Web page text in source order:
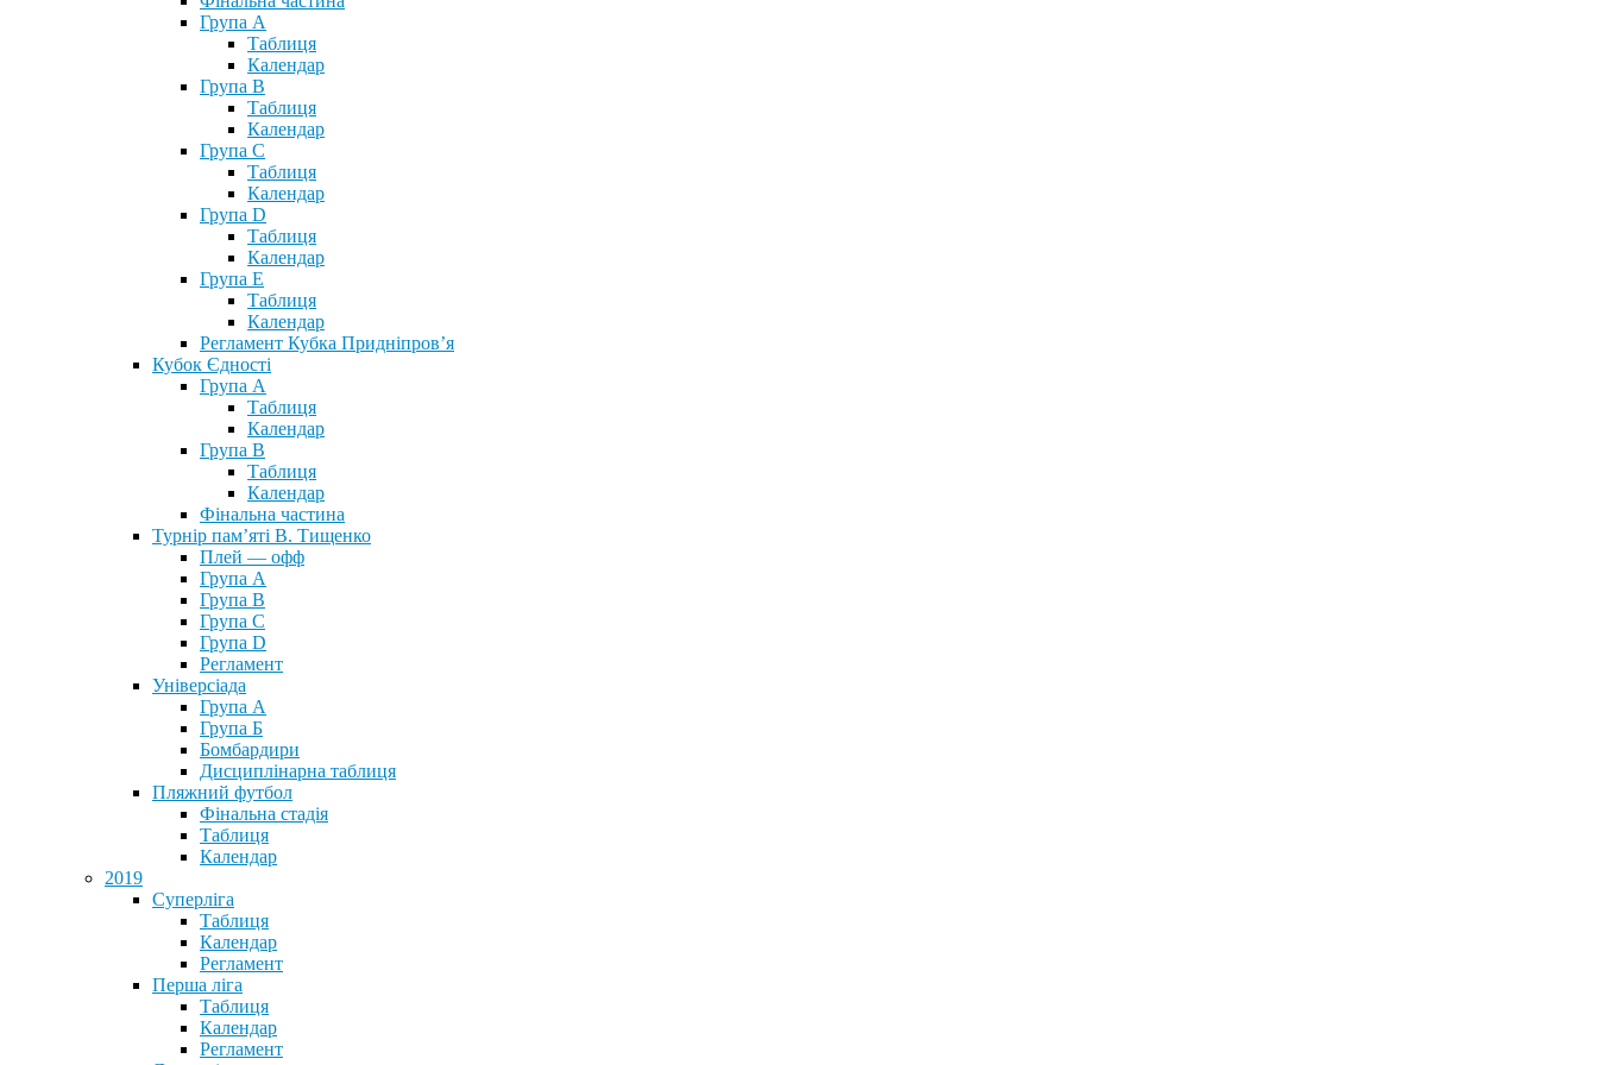
Група А
Таблиця
Календар
Група В
Таблиця
Календар
Група С
Таблиця
Календар
Група D
Таблиця
Календар
Група Е
Таблиця
Календар
Регламент Кубка Придніпров’я
Кубок Єдності
Група А
Таблиця
Календар
Група В
Таблиця
Календар
Фінальна частина
Турнір пам’яті В. Тищенко
Плей — офф
Група А
Група B
Група С
Група D
Регламент
Універсіада
Група А
Група Б
Бомбардири
Дисциплінарна таблиця
Пляжний футбол
Фінальна стадія
Таблиця
Календар
2019
Суперліга
Таблиця
Календар
Регламент
Перша ліга
Таблиця
Календар
Регламент